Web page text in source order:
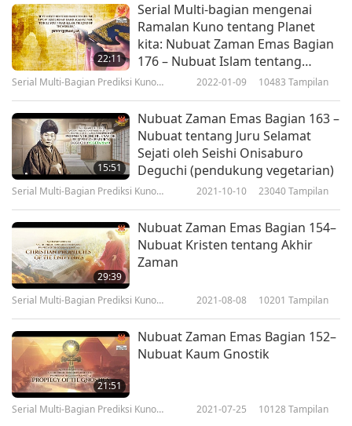
22:11
Serial Multi-bagian mengenai
Ramalan Kuno tentang Planet
kita: Nubuat Zaman Emas Bagian
176 – Nubuat Islam tentang
Mesias pada Hari Kiamat
Serial Multi-Bagian Prediksi Kuno
2022-01-09 10483 Tampilan
15:51
Nubuat Zaman Emas Bagian 163 –
Nubuat tentang Juru Selamat
Sejati oleh Seishi Onisaburo
Deguchi (pendukung vegetarian)
Serial Multi-Bagian Prediksi Kuno
2021-10-10 23040Tampilan
29:39
Nubuat Zaman Emas Bagian 154–
Nubuat Kristen tentang Akhir
Zaman
Serial Multi-Bagian Prediksi Kuno
2021-08-08 10201 Tampilan
21:51
Nubuat Zaman Emas Bagian 152–
Nubuat Kaum Gnostik
Serial Multi-Bagian Prediksi Kuno
2021-07-25 10128 Tampilan